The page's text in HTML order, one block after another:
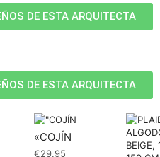
DE ESTA ARQUITECTA
DE ESTA ARQUITECTA
«COJÍN
€29.95